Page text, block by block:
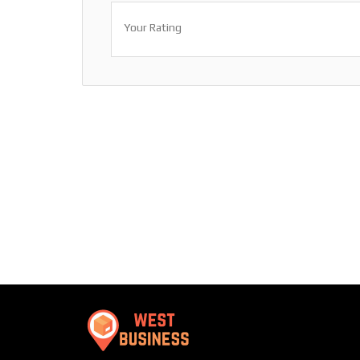
Your Rating